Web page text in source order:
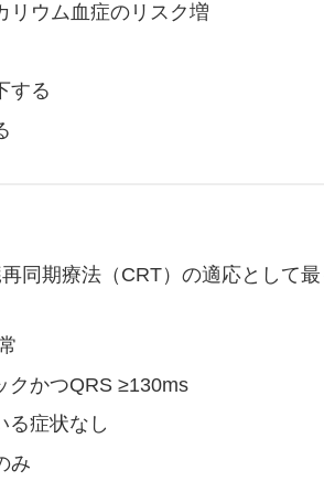
リウム血症のリスク増
する
同期療法（CRT）の適応として最
クかつQRS ≥130ms
る症状なし
み